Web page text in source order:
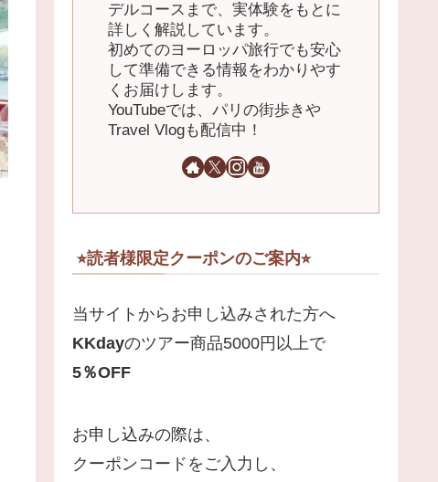
デルコースまで、実体験をもとに
詳しく解説しています。
初めてのヨーロッパ旅行でも安心
して準備できる情報をわかりやす
くお届けします。
YouTubeでは、パリの街歩きや
Travel Vlogも配信中！
⭐︎読者様限定クーポンのご案内⭐︎
当サイトからお申し込みされた方へ
KKdayのツアー商品5000円以上で
5％OFF
お申し込みの際は、
クーポンコードをご入力し、